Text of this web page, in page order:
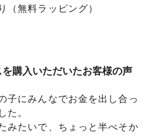
料ラッピング）
購入いただいたお客様の声
子にみんなでお金を出し合っ
た。
みたいで、ちょっと半べそか